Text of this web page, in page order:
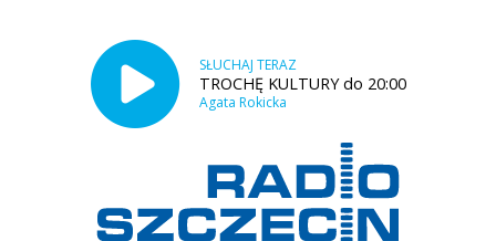
SŁUCHAJ TERAZ
TROCHĘ KULTURY do 20:00
Agata Rokicka